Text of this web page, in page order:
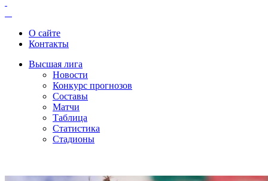
О сайте
Контакты
Высшая лига
Новости
Конкурс прогнозов
Составы
Матчи
Таблица
Статистика
Стадионы